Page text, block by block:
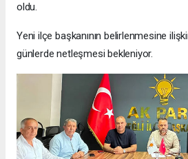
oldu.
Yeni ilçe başkanının belirlenmesine
günlerde netleşmesi bekleniyor.